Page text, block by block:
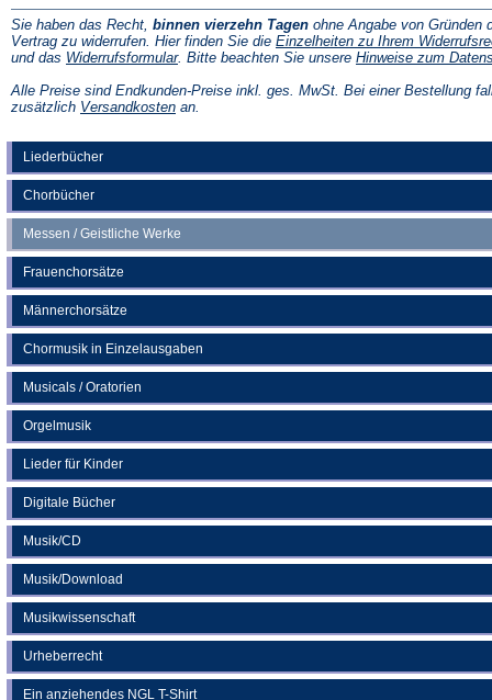
Liederbücher
Chorbücher
Messen / Geistliche Werke
Frauenchorsätze
Männerchorsätze
Chormusik in Einzelausgaben
Musicals / Oratorien
Orgelmusik
Lieder für Kinder
Digitale Bücher
Musik/CD
Musik/Download
Musikwissenschaft
Urheberrecht
Ein anziehendes NGL T-Shirt
Sie haben das Recht, binnen vierzehn Tagen ohne Angabe von Gründen
Vertrag zu widerrufen. Hier finden Sie die Einzelheiten zu Ihrem
und das Widerrufsformular(Öffnet
einem
neuen
. Bitte beachten Sie unsere Hinweise zum
Alle Preise sind Endkunden-Preise inkl. ges. MwSt. Bei einer Bestellung
zusätzlich Versandkosten(Öffnet
an.